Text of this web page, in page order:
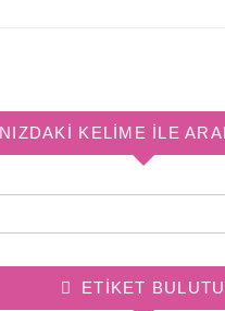
KELIME ILE
ETIKET BULUTU